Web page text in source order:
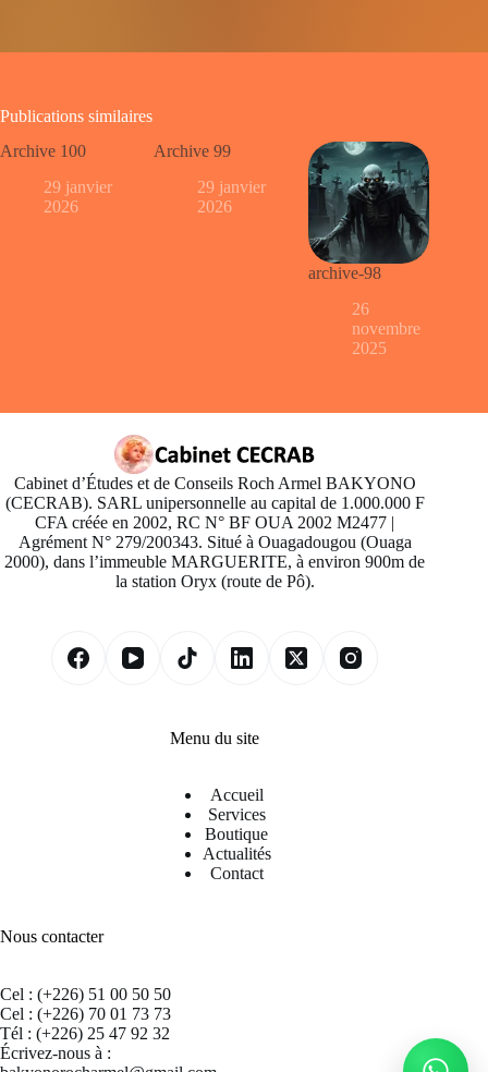
Publications similaires
Archive 100
29 janvier
2026
Archive 99
29 janvier
2026
archive-98
26
novembre
2025
Cabinet d’Études et de Conseils Roch Armel BAKYONO
(CECRAB). SARL unipersonnelle au capital de 1.000.000 F
CFA créée en 2002, RC N° BF OUA 2002 M2477 |
Agrément N° 279/200343. Situé à Ouagadougou (Ouaga
2000), dans l’immeuble MARGUERITE, à environ 900m de
la station Oryx (route de Pô).
Menu du site
Accueil
Services
Boutique
Actualités
Contact
Nous contacter
Cel : (+226) 51 00 50 50
Cel : (+226) 70 01 73 73
Tél : (+226) 25 47 92 32
Écrivez-nous à :